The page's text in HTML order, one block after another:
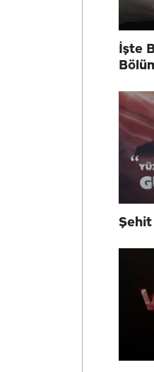
İşte
Şehit